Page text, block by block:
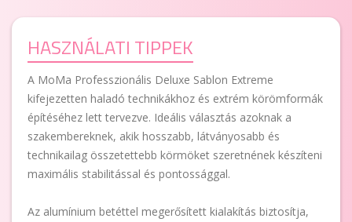
HASZNÁLATI TIPPEK
A MoMa Professzionális Deluxe Sablon Extreme
kifejezetten haladó technikákhoz és extrém körömformák
építéséhez lett tervezve. Ideális választás azoknak a
szakembereknek, akik hosszabb, látványosabb és
technikailag összetettebb körmöket szeretnének készíteni
maximális stabilitással és pontossággal.
Az alumínium betéttel megerősített kialakítás biztosítja,